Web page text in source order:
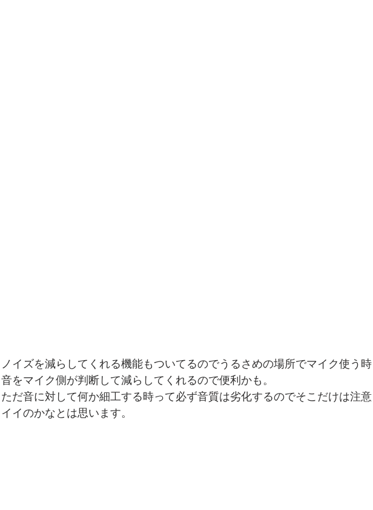
ノイズを減らしてくれる機能もついてるのでうるさめの場所でマイク使う
音をマイク側が判断して減らしてくれるので便利かも。
ただ音に対して何か細工する時って必ず音質は劣化するのでそこだけは注
イイのかなとは思います。